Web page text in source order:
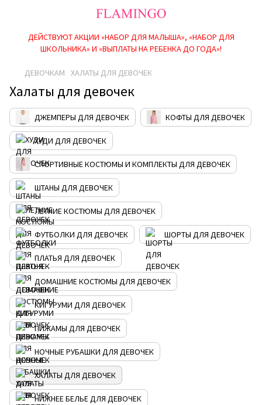
ДЕЙСТВУЮТ АКЦИИ «НАБОР ДЛЯ МАЛЫША», «НАБОР ДЛЯ
ШКОЛЬНИКА» И «ВЫПЛАТЫ НА РЕБEНКА ДО ГОДА»!
ДЕВОЧКАМ ХАЛАТЫ ДЛЯ ДЕВОЧЕК
Халаты для девочек
ДЖЕМПЕРЫ ДЛЯ ДЕВОЧЕК КОФТЫ ДЛЯ ДЕВОЧЕК
ХУДИ ДЛЯ ДЕВОЧЕК
СПОРТИВНЫЕ КОСТЮМЫ И КОМПЛЕКТЫ ДЛЯ ДЕВОЧЕК
ШТАНЫ ДЛЯ ДЕВОЧЕК
ЛЕТНИЕ КОСТЮМЫ ДЛЯ ДЕВОЧЕК
ФУТБОЛКИ ДЛЯ ДЕВОЧЕК ШОРТЫ ДЛЯ ДЕВОЧЕК
ПЛАТЬЯ ДЛЯ ДЕВОЧЕК
ДОМАШНИЕ КОСТЮМЫ ДЛЯ ДЕВОЧЕК
КИГУРУМИ ДЛЯ ДЕВОЧЕК
ПИЖАМЫ ДЛЯ ДЕВОЧЕК
НОЧНЫЕ РУБАШКИ ДЛЯ ДЕВОЧЕК
ХАЛАТЫ ДЛЯ ДЕВОЧЕК
НИЖНЕЕ БЕЛЬЕ ДЛЯ ДЕВОЧЕК